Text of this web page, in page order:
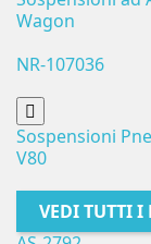
Wagon
NR-107036
Sospensioni
V80
VEDI TUTTI I